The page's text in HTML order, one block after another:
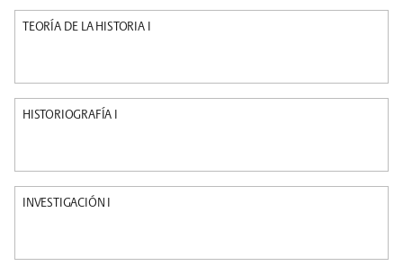
TEORÍA DE LA HISTORIA I
HISTORIOGRAFÍA I
INVESTIGACIÓN I